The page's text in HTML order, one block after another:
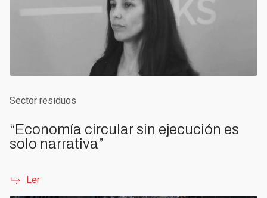
Sector residuos
“Economía circular sin ejecución es
solo narrativa”
Ler